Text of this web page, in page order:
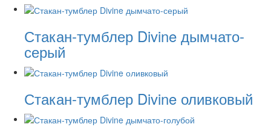
Стакан-тумблер Divine дымчато-
серый
Стакан-тумблер Divine оливковый